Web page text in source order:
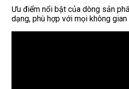
Ưu điểm nổi bật của dòng sản
dạng, phù hợp với mọi không